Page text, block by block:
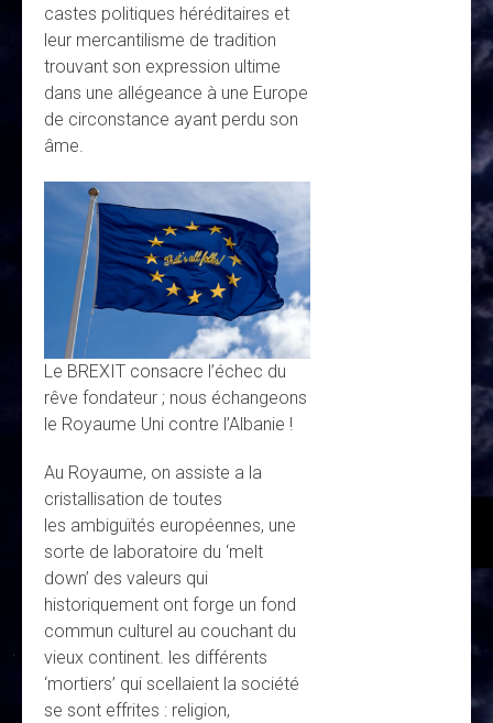
castes politiques héréditaires et
leur mercantilisme de tradition
trouvant son expression ultime
dans une allégeance à une Europe
de circonstance ayant perdu son
âme.
Le BREXIT consacre l’échec du
rêve fondateur ; nous échangeons
le Royaume Uni contre l’Albanie !
Au Royaume, on assiste a la
cristallisation de toutes
les ambiguïtés européennes, une
sorte de laboratoire du ‘melt
down’ des valeurs qui
historiquement ont forge un fond
commun culturel au couchant du
vieux continent. les différents
‘mortiers’ qui scellaient la société
se sont effrites : religion,